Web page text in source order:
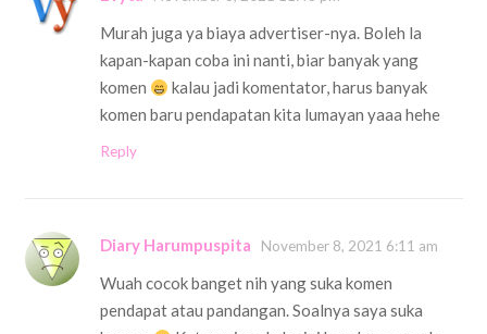
Murah juga ya biaya advertiser-nya. Boleh la
kapan-kapan coba ini nanti, biar banyak yang
komen
kalau jadi komentator, harus banyak
komen baru pendapatan kita lumayan yaaa hehe
Reply
Diary Harumpuspita November 8, 2021 6:11 am
Wuah cocok banget nih yang suka komen
pendapat atau pandangan. Soalnya saya suka